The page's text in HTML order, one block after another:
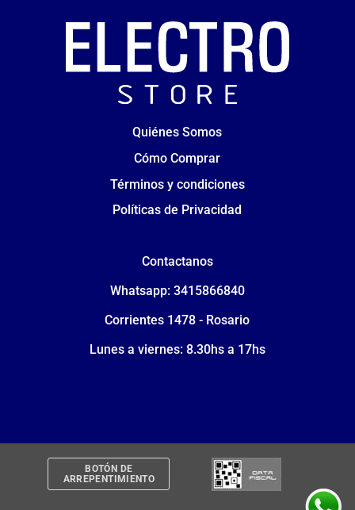
Quiénes Somos
Cómo Comprar
Términos y condiciones
Políticas de Privacidad
Contactanos
Whatsapp: 3415866840
Corrientes 1478 - Rosario
Lunes a viernes: 8.30hs a 17hs
BOTÓN DE
ARREPENTIMIENTO